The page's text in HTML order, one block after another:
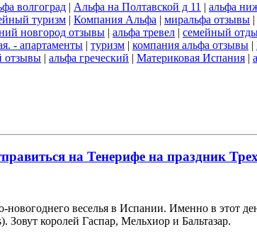
волгоград | Альфа на Полтавской д 11 | альфа
туризм | Компания Альфа | миральфа отзывы |
новгород отзывы | альфа тревел | семейный
- апартаменты | туризм | компания альфа отзывы |
отзывы | альфа греческий | Материковая Испания |
на Тенерифе на праздник
веселья в Испании. Именно в этот
Зовут королей Гаспар, Мельхиор и Бальтазар.